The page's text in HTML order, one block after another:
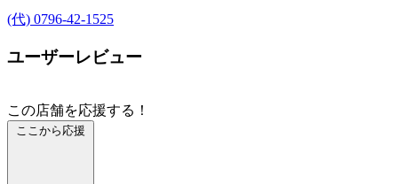
(代) 0796-42-1525
ユーザーレビュー
この店舗を応援する！
ここから応援